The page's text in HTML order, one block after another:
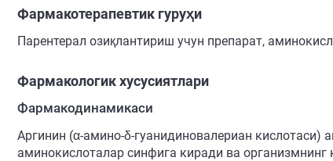
Фармакотерапевтик гуруҳи
Парентерал озиқлантириш учун препарат,
Фармакологик хусусиятлари
Фармакодинамикаси
Аргинин (α-амино-δ-гуанидиновалериан
аминокислоталар синфига киради ва